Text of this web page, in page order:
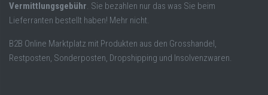
Vermittlungsgebühr. Sie bezahlen nur das was Sie beim
Lieferranten bestellt haben! Mehr nicht.
B2B Online Marktplatz mit Produkten aus den Grosshandel,
Restposten, Sonderposten, Dropshipping und Insolvenzwaren.